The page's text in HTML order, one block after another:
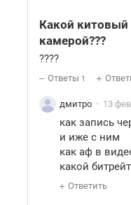
Какой китовый
камерой???
????
Ответы 1
дмитро 13
как запись
и иже с ним
как аф в
какой
Ответить